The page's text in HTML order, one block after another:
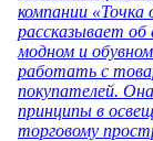
компании
рассказывает об
модном и
работать с
покупателей.
принципы в
торговому